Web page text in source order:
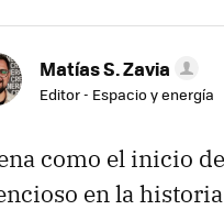
Matías S. Zavia
Editor - Espacio y energía
como el inicio
en la